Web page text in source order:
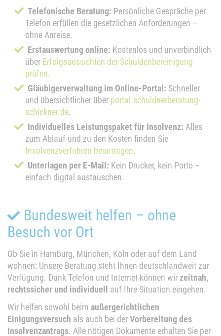
Telefonische Beratung: Persönliche Gespräche per
Telefon erfüllen die gesetzlichen Anforderungen –
ohne Anreise.
Erstauswertung online: Kostenlos und unverbindlich
über Erfolgsaussichten der Schuldenbereinigung
prüfen.
Gläubigerverwaltung im Online-Portal: Schneller
und übersichtlicher über portal.schuldnerberatung-
schickner.de.
Individuelles Leistungspaket für Insolvenz: Alles
zum Ablauf und zu den Kosten finden Sie
Insolvenzverfahren beantragen.
Unterlagen per E-Mail: Kein Drucker, kein Porto –
einfach digital austauschen.
Bundesweit helfen – ohne
Besuch vor Ort
Ob Sie in Hamburg, München, Köln oder auf dem Land
wohnen: Unsere Beratung steht Ihnen deutschlandweit zur
Verfügung. Dank Telefon und Internet können wir zeitnah,
rechtssicher und individuell
auf Ihre Situation eingehen.
Wir helfen sowohl beim außergerichtlichen
Einigungsversuch als auch bei derVorbereitung des
Insolvenzantrags. Alle nötigen Dokumente erhalten Sie per